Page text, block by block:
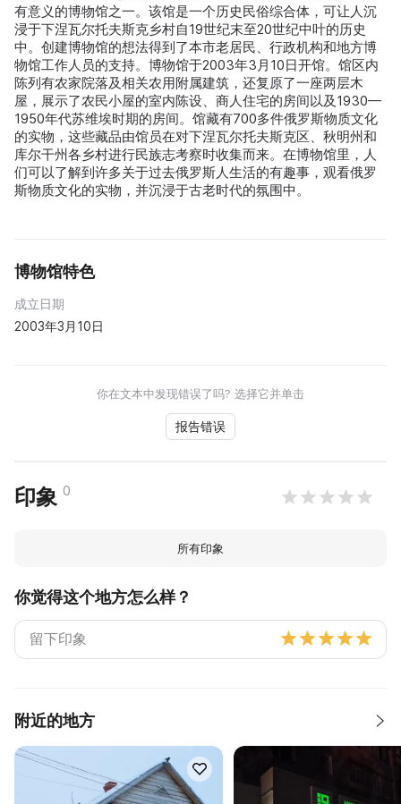
有意义的博物馆之一。该馆是一个历史民俗综合体，可让人沉
浸于下涅瓦尔托夫斯克乡村自19世纪末至20世纪中叶的历史
中。创建博物馆的想法得到了本市老居民、行政机构和地方博
物馆工作人员的支持。博物馆于2003年3月10日开馆。馆区内
陈列有农家院落及相关农用附属建筑，还复原了一座两层木
屋，展示了农民小屋的室内陈设、商人住宅的房间以及1930—
1950年代苏维埃时期的房间。馆藏有700多件俄罗斯物质文化
的实物，这些藏品由馆员在对下涅瓦尔托夫斯克区、秋明州和
库尔干州各乡村进行民族志考察时收集而来。在博物馆里，人
们可以了解到许多关于过去俄罗斯人生活的有趣事，观看俄罗
斯物质文化的实物，并沉浸于古老时代的氛围中。
博物馆特色
成立日期
2003年3月10日
你在文本中发现错误了吗? 选择它并单击
报告错误
印象 0
所有印象
你觉得这个地方怎么样？
附近的地方